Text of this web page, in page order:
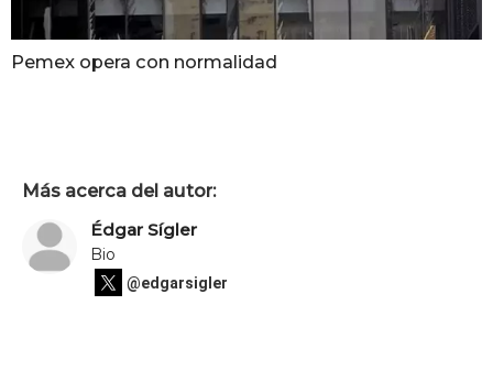
Pemex opera con normalidad
Más acerca del autor:
Édgar Sígler
Bio
@edgarsigler